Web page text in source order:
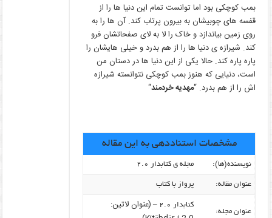
بمب کوچکی بود اما توانست تمام این دنیا ها را از
قفسه های چوبیشان به بیرون پرتاب کند. آن ها را به
روی زمین بیاندازد و خاک را لا به لای صفحاتشان فرو
کند. شیرازه ی دنیا ها را از هم بدرد و خیلی هایشان را
پاره پاره کند. حالا یکی از این دنیا ها در دستان من
است، دنیایی که هنوز بمب کوچکی نتوانسته شیرازه
اش را از هم بدرد. “مهدیه خردمند“
مشخصات استناددهی به این مقاله
نویسنده‌(ها): مجله ی کتابدار ۲.۰
عنوان مقاله: پرواز با کتاب
عنوان مجله:
کتابدار ۲.۰ –
(عنوان لاتین: